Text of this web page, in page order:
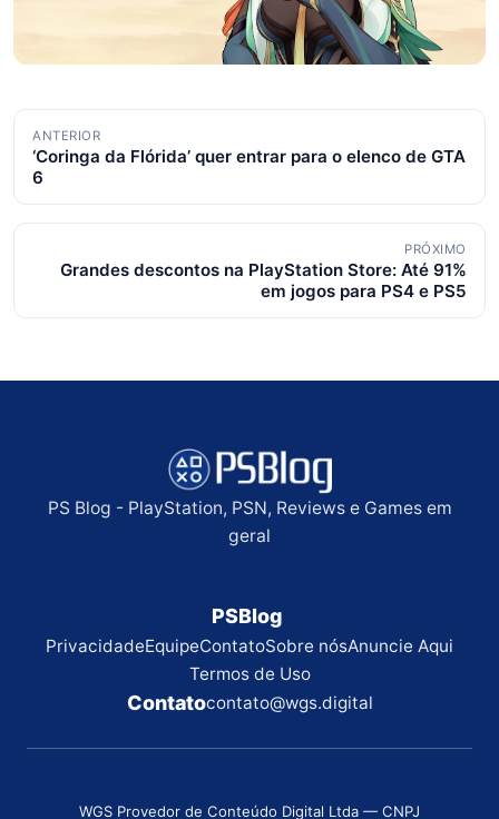
Navegação
de
posts
ANTERIOR
‘Coringa da Flórida’ quer entrar para o elenco de GTA
6
PRÓXIMO
Grandes descontos na PlayStation Store: Até 91%
em jogos para PS4 e PS5
PS Blog - PlayStation, PSN, Reviews e Games em
geral
PSBlog
PrivacidadeEquipeContatoSobre nósAnuncie Aqui
Termos de Uso
Contatocontato@wgs.digital
WGS Provedor de Conteúdo Digital Ltda — CNPJ